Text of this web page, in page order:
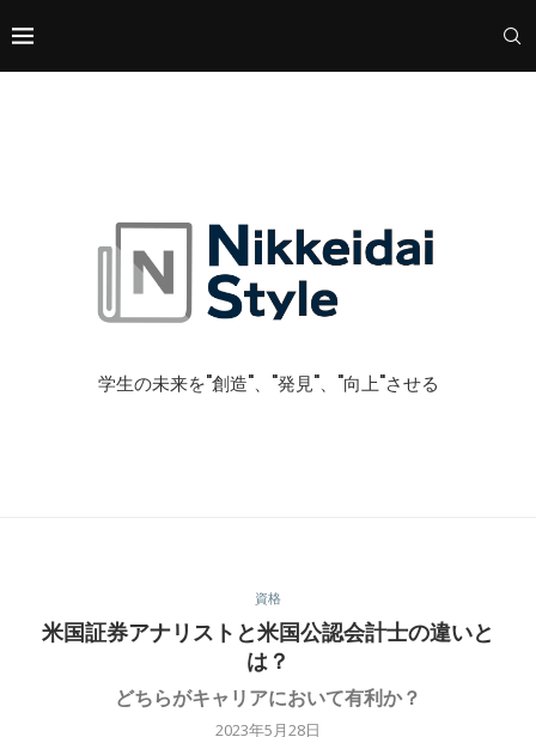
学生の未来を"創造"、"発見"、"向上"させる
資格
米国証券アナリストと米国公認会計士の違いと
は？
どちらがキャリアにおいて有利か？
2023年5月28日